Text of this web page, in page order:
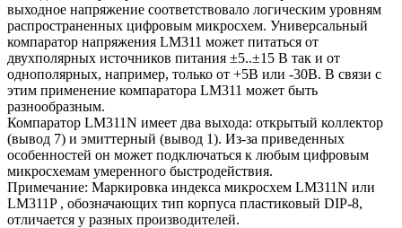
выходное напряжение соответствовало логическим уровням
распространенных цифровым микросхем. Универсальный
компаратор напряжения LM311 может питаться от
двухполярных источников питания ±5..±15 В так и от
однополярных, например, только от +5В или -30В. В связи с
этим применение компаратора LM311 может быть
разнообразным.
Компаратор LM311N имеет два выхода: открытый коллектор
(вывод 7) и эмиттерный (вывод 1). Из-за приведенных
особенностей он может подключаться к любым цифровым
микросхемам умеренного быстродействия.
Примечание: Маркировка индекса микросхем LM311N или
LM311P , обозначающих тип корпуса пластиковый DIP-8,
отличается у разных производителей.